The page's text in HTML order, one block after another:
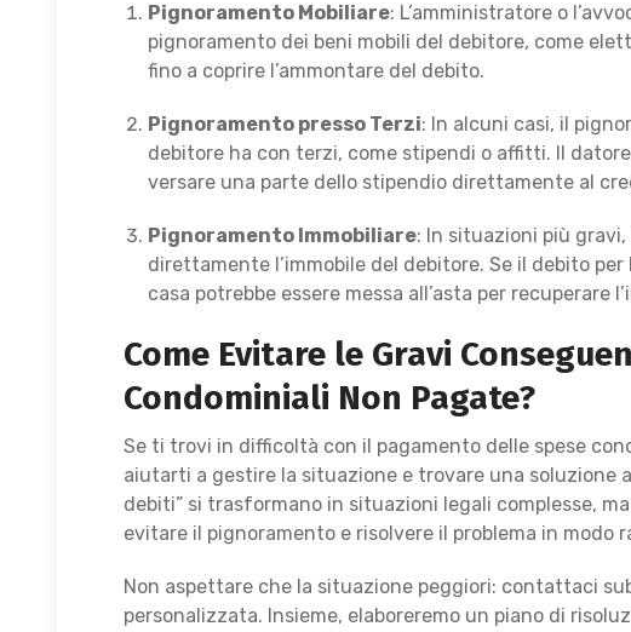
Pignoramento Mobiliare: L’amministratore o
pignoramento dei beni mobili del debitore, come
fino a coprire l’ammontare del debito.
Pignoramento presso Terzi: In alcuni casi, il
debitore ha con terzi, come stipendi o affitti. Il
versare una parte dello stipendio direttamente al
Pignoramento Immobiliare: In situazioni più
direttamente l’immobile del debitore. Se il debito
casa potrebbe essere messa all’asta per recuperare
Come Evitare le Gravi
Condominiali Non Pagate?
Se ti trovi in difficoltà con il pagamento delle spese
aiutarti a gestire la situazione e trovare una soluzione
debiti” si trasformano in situazioni legali complesse,
evitare il pignoramento e risolvere il problema in modo
Non aspettare che la situazione peggiori: contattaci
personalizzata. Insieme, elaboreremo un piano di